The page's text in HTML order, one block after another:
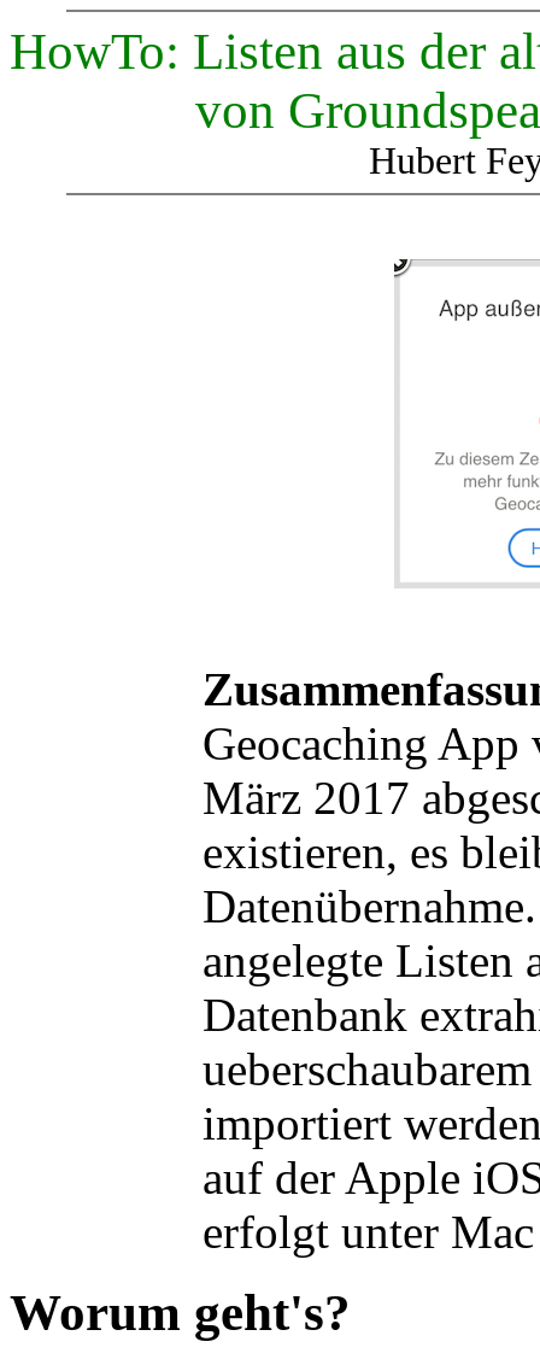
HowTo: Listen aus der
von
Hubert
Geocaching
März 2017
existieren, es
angelegte Listen
Datenbank
importiert
auf der Apple
erfolgt unter
Worum geht's?